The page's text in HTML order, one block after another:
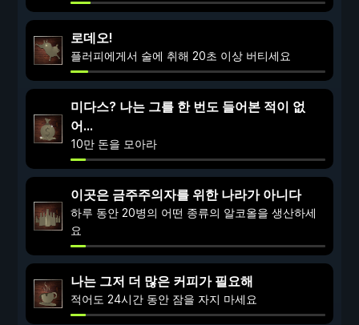
로데오!
플러피에게서 술에 취해 20초 이상 버티세요
미다스? 나는 그를 한 번도 들어본 적이 없
어...
10만 돈을 모아라
이곳은 금주주의자를 위한 나라가 아니다
하루 동안 20병의 어떤 종류의 알코올을 생산하세
요
나는 그저 더 많은 커피가 필요해
적어도 24시간 동안 잠을 자지 마세요